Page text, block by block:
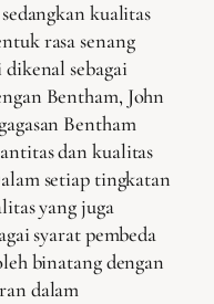
kualitas
rasa senang
sebagai
Bentham, John
Bentham
dan kualitas
setiap tingkatan
yang juga
syarat pembeda
binatang dengan
dalam